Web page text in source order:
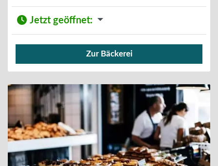
Jetzt geöffnet:
Verkauf von Brötchen,
Zur Bäckerei